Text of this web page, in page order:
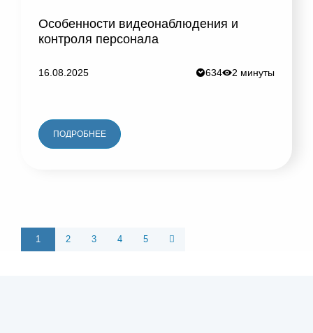
Особенности видеонаблюдения и
контроля персонала
16.08.2025 634 2 минуты
ПОДРОБНЕЕ
1 2 3 4 5